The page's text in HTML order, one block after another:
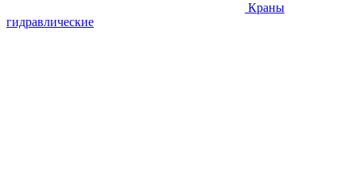
Краны
гидравлические